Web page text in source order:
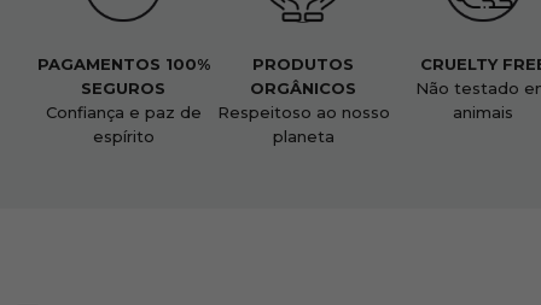
PAGAMENTOS 100%
SEGUROS
Confiança e paz de
espírito
PRODUTOS
ORGÂNICOS
Respeitoso ao nosso
planeta
CRUELTY
Não testado
animais